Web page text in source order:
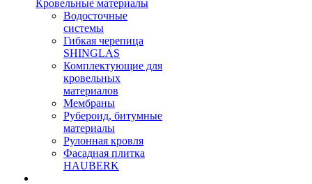
Кровельные материалы
Водосточные
системы
Гибкая черепица
SHINGLAS
Комплектующие для
кровельных
материалов
Мембраны
Рубероид, битумные
материалы
Рулонная кровля
Фасадная плитка
HAUBERK